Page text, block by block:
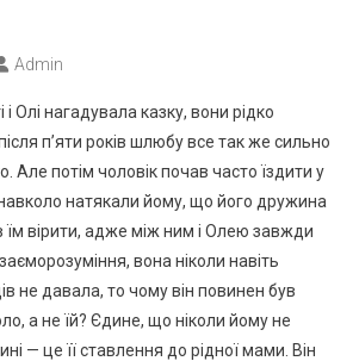
Admin
Олі нагадувала казку, вони рідко
п’яти років шлюбу все так же сильно
Але потім чоловік почав часто їздити у
натякали йому, що його дружина
їм вірити, адже між ним і Олею завжди
вона ніколи навіть
не давала, то чому він повинен був
а не їй? Єдине, що ніколи йому не
— це її ставлення до рідної мами. Він